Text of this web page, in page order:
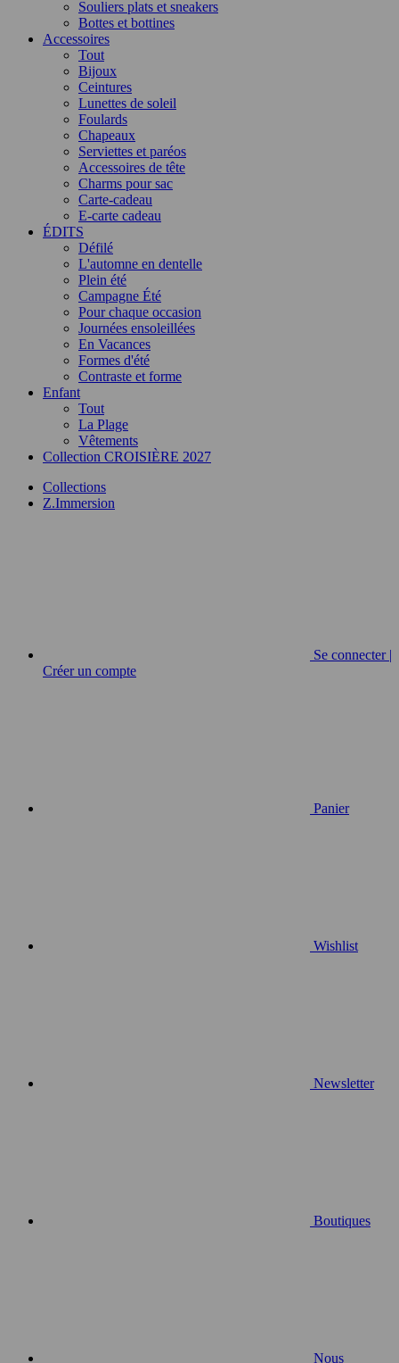
Souliers plats et sneakers
Bottes et bottines
Accessoires
Tout
Bijoux
Ceintures
Lunettes de soleil
Foulards
Chapeaux
Serviettes et paréos
Accessoires de tête
Charms pour sac
Carte-cadeau
E-carte cadeau
ÉDITS
Défilé
L'automne en dentelle
Plein été
Campagne Été
Pour chaque occasion
Journées ensoleillées
En Vacances
Formes d'été
Contraste et forme
Enfant
Tout
La Plage
Vêtements
Collection CROISIÈRE 2027
Collections
Z.Immersion
Se connecter |
Créer un compte
Panier
Wishlist
Newsletter
Boutiques
Nous